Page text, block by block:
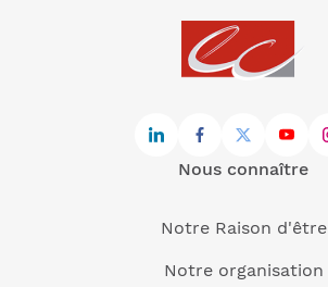
Nous connaître
Notre Raison d'être
Notre organisation